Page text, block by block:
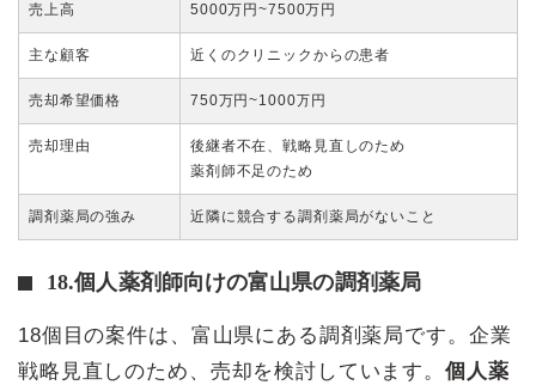
売上高 5000万円~7500万円
主な顧客 近くのクリニックからの患者
売却希望価格 750万円~1000万円
売却理由
後継者不在、戦略見直しのため
薬剤師不足のため
調剤薬局の強み 近隣に競合する調剤薬局がないこと
18.個人薬剤師向けの富山県の調剤薬局
18個目の案件は、富山県にある調剤薬局です。企業
戦略見直しのため、売却を検討しています。 個人薬